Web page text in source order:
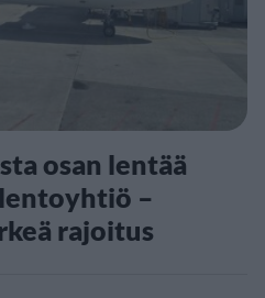
osan lentää
–
rajoitus